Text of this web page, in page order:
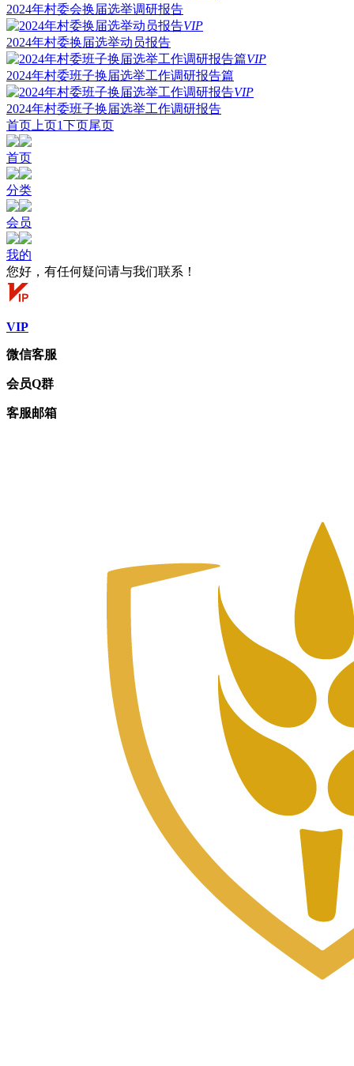
2024年村委会换届选举调研报告
VIP
2024年村委换届选举动员报告
VIP
2024年村委班子换届选举工作调研报告篇
VIP
2024年村委班子换届选举工作调研报告
首页 上页1下页尾页
首页
分类
会员
我的
您好，有任何疑问请与我们联系！
VIP
微信客服
会员Q群
客服邮箱